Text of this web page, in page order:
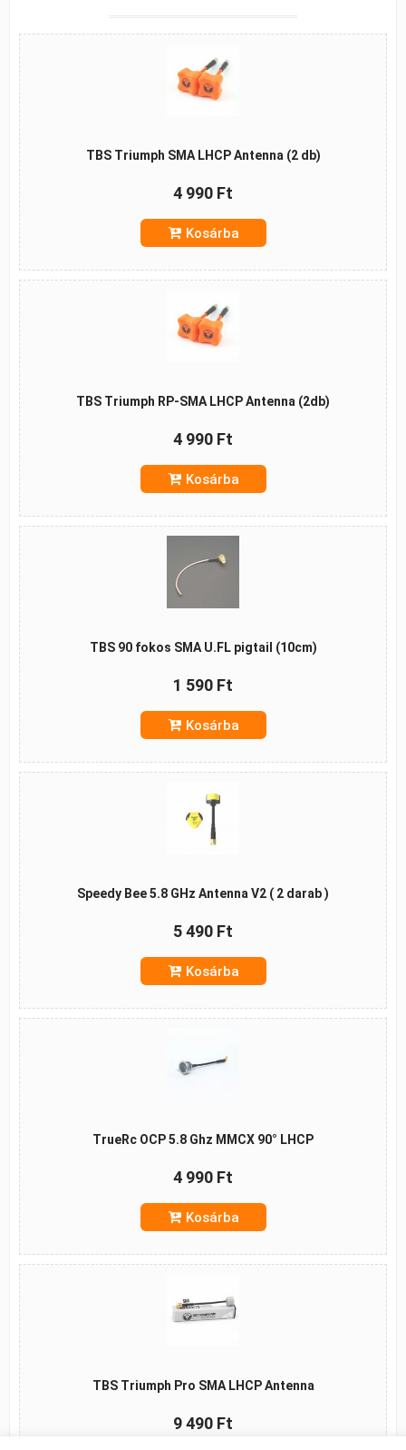
TBS Triumph SMA LHCP Antenna (2 db)
4 990 Ft
Kosárba
TBS Triumph RP-SMA LHCP Antenna (2db)
4 990 Ft
Kosárba
TBS 90 fokos SMA U.FL pigtail (10cm)
1 590 Ft
Kosárba
Speedy Bee 5.8 GHz Antenna V2 ( 2 darab )
5 490 Ft
Kosárba
TrueRc OCP 5.8 Ghz MMCX 90° LHCP
4 990 Ft
Kosárba
TBS Triumph Pro SMA LHCP Antenna
9 490 Ft